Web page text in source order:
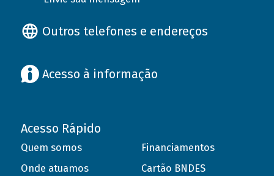
Outros telefones e endereços
Acesso à informação
Acesso Rápido
Quem somos
Onde atuamos
Financiamentos
Cartão BNDES